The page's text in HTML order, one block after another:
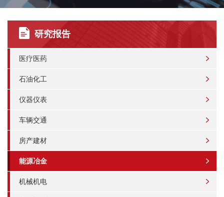
研究报告
医疗医药
石油化工
仪器仪表
车辆交通
房产建材
能源冶金
机械机电